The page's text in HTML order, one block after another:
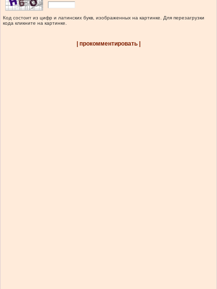
Код состоит из цифр и латинских букв, изображенных на картинке. Для перезагрузки
кода кликните на картинке.
| прокомментировать |